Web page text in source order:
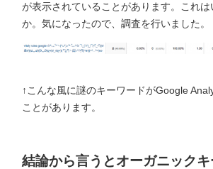
が表示されていることがあります。これ
か。気になったので、調査を行いました。
↑こんな風に謎のキーワードがGoogle
ことがあります。
結論から言うとオーガニック